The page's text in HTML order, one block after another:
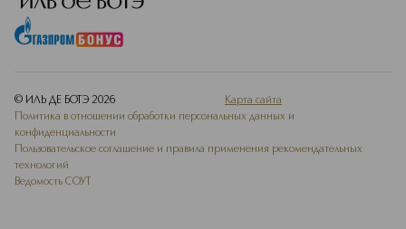
© ИЛЬ ДЕ БОТЭ 2026
Карта сайта
Политика в отношении обработки персональных данных и
конфиденциальности
Пользовательское соглашение и правила применения рекомендательных
технологий
Ведомость СОУТ